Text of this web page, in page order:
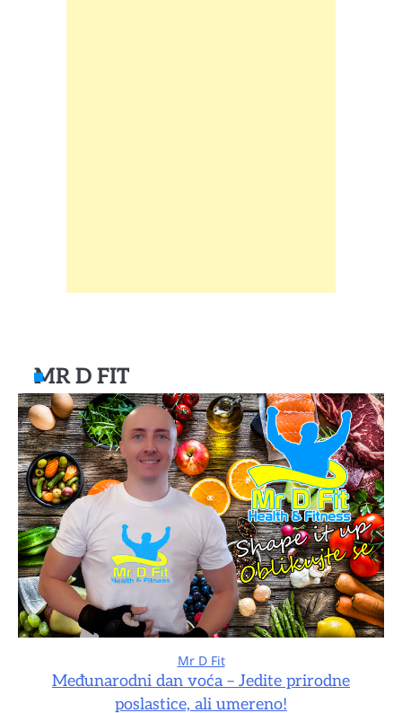
MR D FIT
Mr D Fit
Međunarodni dan voća – Jedite prirodne
poslastice, ali umereno!